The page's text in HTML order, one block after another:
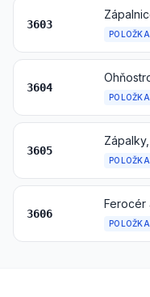
3603
POLOŽKA
3604
POLOŽKA
3605
POLOŽKA
3606
POLOŽKA